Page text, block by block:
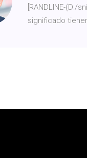
[RANDLINE-
significado